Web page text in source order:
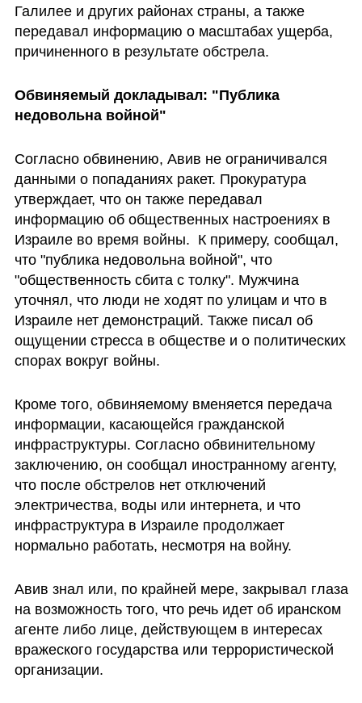
Галилее и других районах страны, а также
передавал информацию о масштабах ущерба,
причиненного в результате обстрела.
Обвиняемый докладывал: "Публика
недовольна войной"
Согласно обвинению, Авив не ограничивался
данными о попаданиях ракет. Прокуратура
утверждает, что он также передавал
информацию об общественных настроениях в
Израиле во время войны.  К примеру, сообщал,
что "публика недовольна войной", что
"общественность сбита с толку". Мужчина
уточнял, что люди не ходят по улицам и что в
Израиле нет демонстраций. Также писал об
ощущении стресса в обществе и о политических
спорах вокруг войны.
Кроме того, обвиняемому вменяется передача
информации, касающейся гражданской
инфраструктуры. Согласно обвинительному
заключению, он сообщал иностранному агенту,
что после обстрелов нет отключений
электричества, воды или интернета, и что
инфраструктура в Израиле продолжает
нормально работать, несмотря на войну.
Авив знал или, по крайней мере, закрывал глаза
на возможность того, что речь идет об иранском
агенте либо лице, действующем в интересах
вражеского государства или террористической
организации.